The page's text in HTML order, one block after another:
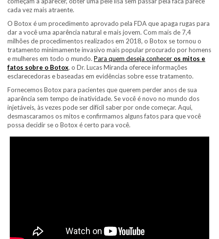
cada vez mais atraente.
O Botox é um procedimento aprovado pela FDA que apaga rugas para
dar a você uma aparência natural e mais jovem. Com mais de 7,4
milhões de procedimentos realizados em 2018, o Botox se tornou o
tratamento minimamente invasivo mais popular procurado por homens
e mulheres em todo o mundo. Para quem deseja conhecer os mitos e
fatos sobre o Botox, o Dr. Lucas Miranda oferece informações
esclarecedoras e baseadas em evidências sobre esse tratamento.
Fornecemos Botox para pacientes que querem perder anos de sua
aparência sem tempo de inatividade. Se você é novo no mundo dos
injetáveis, às vezes pode ser difícil saber por onde começar. Aqui,
desmascaramos os mitos e confirmamos alguns fatos para que você
possa decidir se o Botox é certo para você.